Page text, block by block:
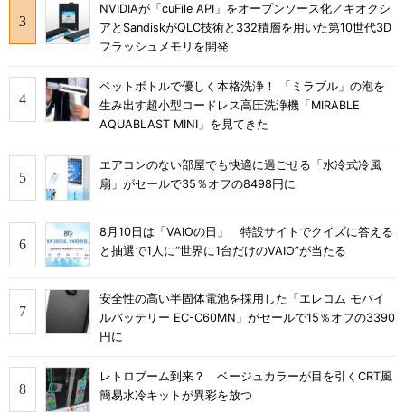
NVIDIAが「cuFile API」をオープンソース化／キオクシ
アとSandiskがQLC技術と332積層を用いた第10世代3D
フラッシュメモリを開発
ペットボトルで優しく本格洗浄！ 「ミラブル」の泡を
生み出す超小型コードレス高圧洗浄機「MIRABLE
AQUABLAST MINI」を見てきた
エアコンのない部屋でも快適に過ごせる「水冷式冷風
扇」がセールで35％オフの8498円に
8月10日は「VAIOの日」 特設サイトでクイズに答える
と抽選で1人に“世界に1台だけのVAIO”が当たる
安全性の高い半固体電池を採用した「エレコム モバイ
ルバッテリー EC-C60MN」がセールで15％オフの3390
円に
レトロブーム到来？ ベージュカラーが目を引くCRT風
簡易水冷キットが異彩を放つ